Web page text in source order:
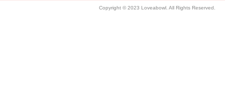
Copyright © 2023 Loveabowl. All Rights Reserved.